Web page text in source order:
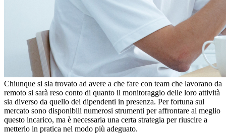
Chiunque si sia trovato ad avere a che fare con team che lavorano da
remoto si sarà reso conto di quanto il monitoraggio delle loro attività
sia diverso da quello dei dipendenti in presenza. Per fortuna sul
mercato sono disponibili numerosi strumenti per affrontare al meglio
questo incarico, ma è necessaria una certa strategia per riuscire a
metterlo in pratica nel modo più adeguato.